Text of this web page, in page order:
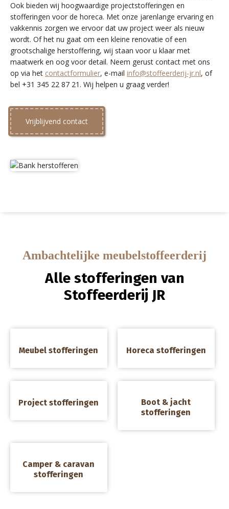
Ook bieden wij hoogwaardige projectstofferingen en
stofferingen voor de horeca. Met onze jarenlange ervaring en
vakkennis zorgen we ervoor dat uw project weer als nieuw
wordt. Of het nu gaat om een kleine renovatie of een
grootschalige herstoffering, wij staan voor u klaar met
maatwerk en oog voor detail. Neem gerust contact met ons
op via het contactformulier, e-mail info@stoffeerderij-jr.nl, of
bel +31 345 22 87 21. Wij helpen u graag verder!
Vrijblijvend contact
Ambachtelijke meubelstoffeerderij
Alle stofferingen van
Stoffeerderij JR
Meubel stofferingen
Horeca stofferingen
Project stofferingen
Boot & jacht
stofferingen
Camper & caravan
stofferingen